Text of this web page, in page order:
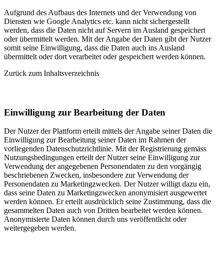
Aufgrund des Aufbaus des Internets und der Verwendung von
Diensten wie Google Analytics etc. kann nicht sichergestellt
werden, dass die Daten nicht auf Servern im Ausland gespeichert
oder übermittelt werden. Mit der Angabe der Daten gibt der Nutzer
somit seine Einwilligung, dass die Daten auch ins Ausland
übermittelt oder dort verarbeitet oder gespeichert werden können.
Zurück zum Inhaltsverzeichnis
Einwilligung zur Bearbeitung der Daten
Der Nutzer der Plattform erteilt mittels der Angabe seiner Daten die
Einwilligung zur Bearbeitung seiner Daten im Rahmen der
vorliegenden Datenschutzrichtlinie. Mit der Registrierung gemäss
Nutzungsbedingungen erteilt der Nutzer seine Einwilligung zur
Verwendung der angegebenen Personendaten zu den vorgängig
beschriebenen Zwecken, insbesondere zur Verwendung der
Personendaten zu Marketingzwecken. Der Nutzer willigt dazu ein,
dass seine Daten zu Marketingzwecken anonymisiert ausgewertet
werden können. Er erteilt ausdrücklich seine Zustimmung, dass die
gesammelten Daten auch von Dritten bearbeitet werden können.
Anonymisierte Daten können durch uns veröffentlicht oder
weitergegeben werden.